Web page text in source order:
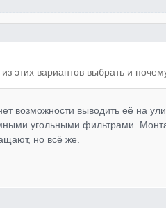
этих вариантов выбрать и
возможности выводить её на
угольными фильтрами.
но всё же.